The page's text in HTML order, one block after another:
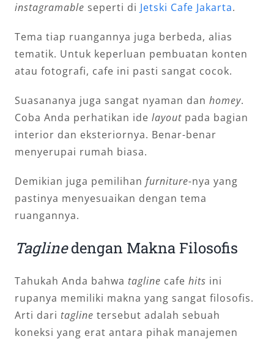
instagramable seperti di Jetski Cafe Jakarta.
Tema tiap ruangannya juga berbeda, alias
tematik. Untuk keperluan pembuatan konten
atau fotografi, cafe ini pasti sangat cocok.
Suasananya juga sangat nyaman dan homey.
Coba Anda perhatikan ide layoutpada bagian
interior dan eksteriornya. Benar-benar
menyerupai rumah biasa.
Demikian juga pemilihan furniture-nya yang
pastinya menyesuaikan dengan tema
ruangannya.
Taglinedengan Makna Filosofis
Tahukah Anda bahwa tagline cafe hits ini
rupanya memiliki makna yang sangat filosofis.
Arti dari tagline tersebut adalah sebuah
koneksi yang erat antara pihak manajemen